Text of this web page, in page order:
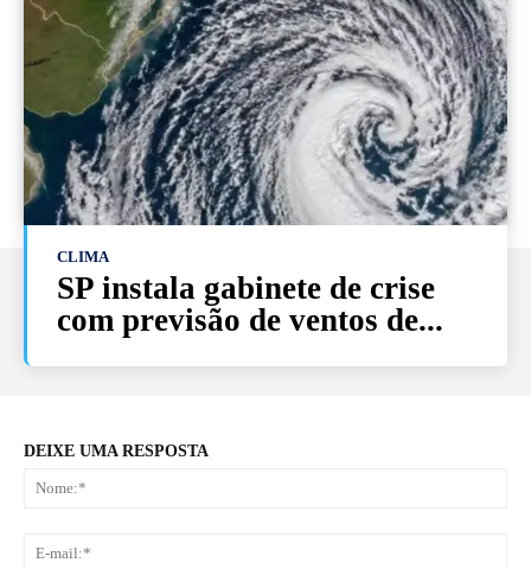
CLIMA
SP instala gabinete de crise
com previsão de ventos de...
DEIXE UMA RESPOSTA